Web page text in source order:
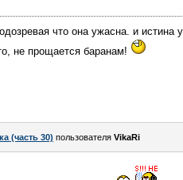
что она ужасна. и истина
не прощается баранам!
(часть 30) пользователя VikaRi